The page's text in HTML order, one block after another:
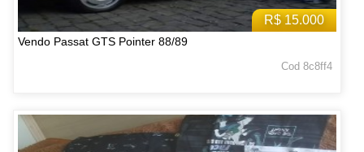
R$ 15.000
Vendo Passat GTS Pointer 88/89
Cod 8c8ff4